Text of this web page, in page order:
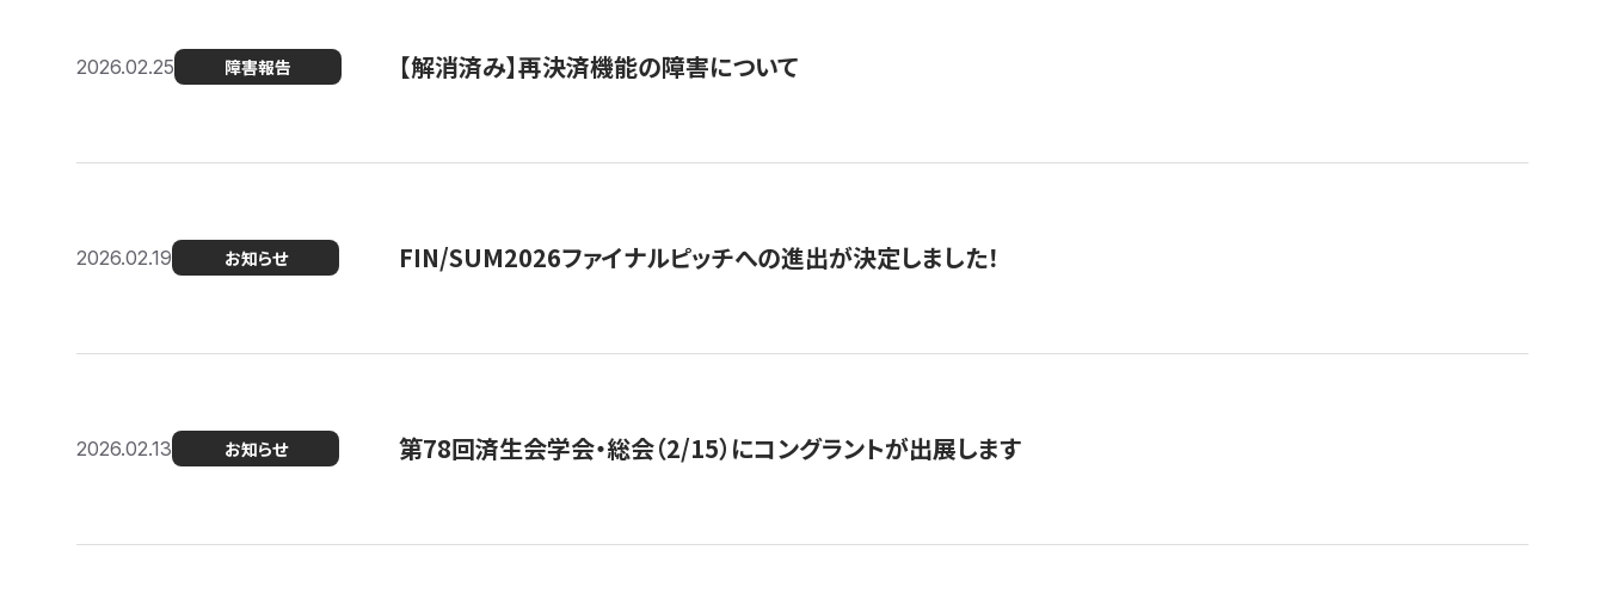
2026.02.25 障害報告 【解消済み】再決済機能の障害について
2026.02.19 お知らせ FIN/SUM2026ファイナルピッチへの進出が決定しました！
2026.02.13 お知らせ 第78回済生会学会・総会（2/15）にコングラントが出展します